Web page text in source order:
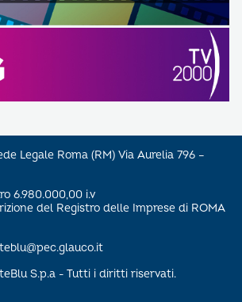
Legale Roma (RM) Via Aurelia 796 –
6.980.000,00 i.v
del Registro delle Imprese di ROMA
S.p.a - Tutti i diritti riservati.